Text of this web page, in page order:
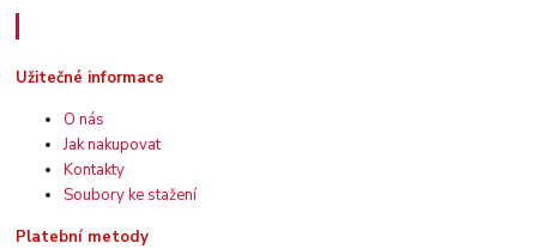
Užitečné informace
O nás
Jak nakupovat
Kontakty
Soubory ke stažení
Platební metody